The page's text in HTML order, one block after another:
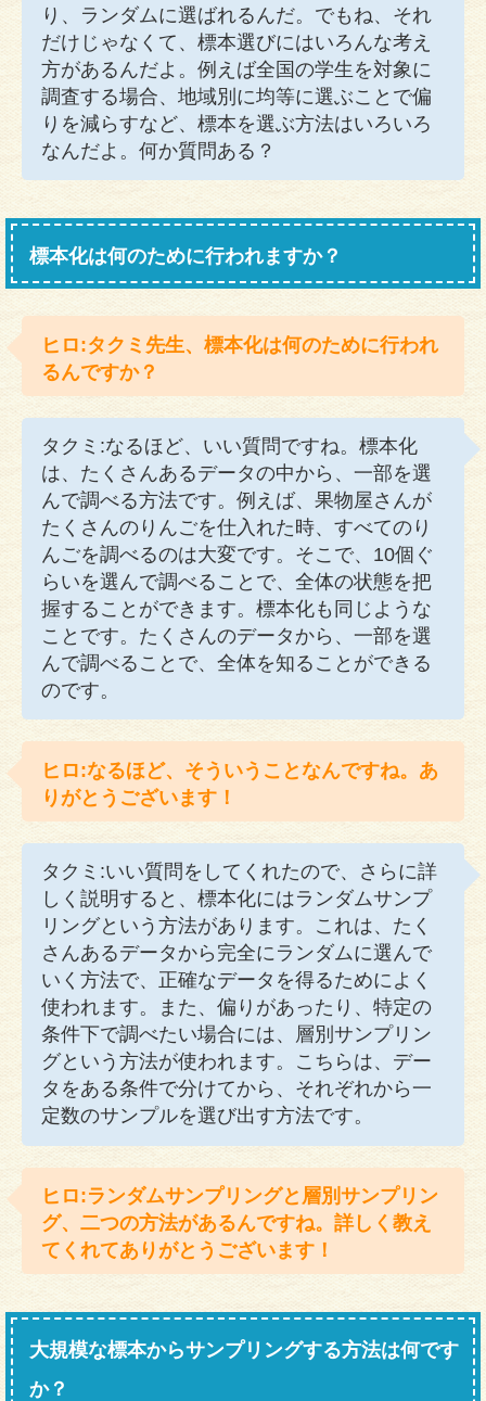
り、ランダムに選ばれるんだ。でもね、それ
だけじゃなくて、標本選びにはいろんな考え
方があるんだよ。例えば全国の学生を対象に
調査する場合、地域別に均等に選ぶことで偏
りを減らすなど、標本を選ぶ方法はいろいろ
なんだよ。何か質問ある？
標本化は何のために行われますか？
ヒロ:タクミ先生、標本化は何のために行われ
るんですか？
タクミ:なるほど、いい質問ですね。標本化
は、たくさんあるデータの中から、一部を選
んで調べる方法です。例えば、果物屋さんが
たくさんのりんごを仕入れた時、すべてのり
んごを調べるのは大変です。そこで、10個ぐ
らいを選んで調べることで、全体の状態を把
握することができます。標本化も同じような
ことです。たくさんのデータから、一部を選
んで調べることで、全体を知ることができる
のです。
ヒロ:なるほど、そういうことなんですね。あ
りがとうございます！
タクミ:いい質問をしてくれたので、さらに詳
しく説明すると、標本化にはランダムサンプ
リングという方法があります。これは、たく
さんあるデータから完全にランダムに選んで
いく方法で、正確なデータを得るためによく
使われます。また、偏りがあったり、特定の
条件下で調べたい場合には、層別サンプリン
グという方法が使われます。こちらは、デー
タをある条件で分けてから、それぞれから一
定数のサンプルを選び出す方法です。
ヒロ:ランダムサンプリングと層別サンプリン
グ、二つの方法があるんですね。詳しく教え
てくれてありがとうございます！
大規模な標本からサンプリングする方法は何です
か？